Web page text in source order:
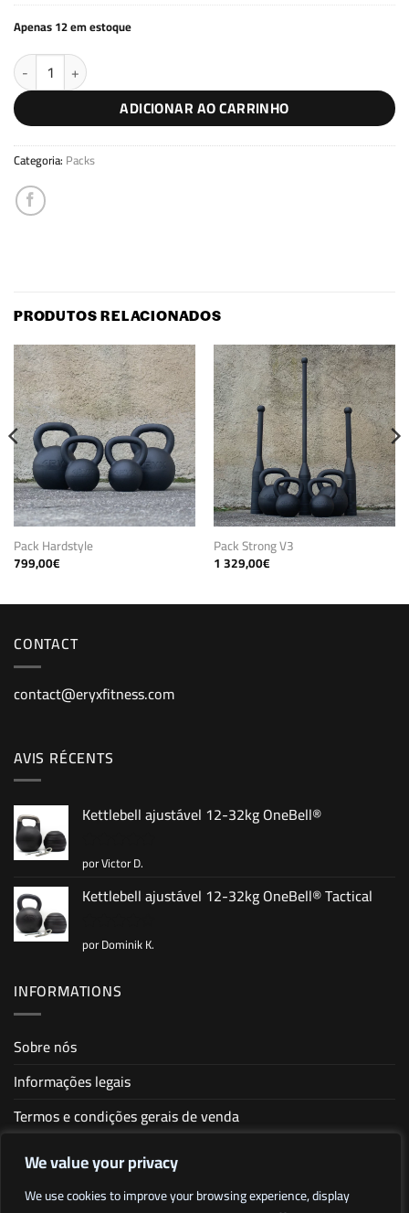
We value your privacy
We use cookies to improve your browsing experience, display
Apenas 12 em estoque
Pack Strong V2 quantidade
ADICIONAR AO CARRINHO
Categoria: Packs
PRODUTOS RELACIONADOS
Pack Hardstyle
799,00€
Pack Strong V3
1 329,00€
CONTACT
contact@eryxfitness.com
AVIS RÉCENTS
Kettlebell ajustável 12-32kg OneBell®
Avaliação
de 5
por Victor D.
Kettlebell ajustável 12-32kg OneBell® Tactical
Avaliação
4
por Dominik K.
INFORMATIONS
Sobre nós
Informações legais
Termos e condições gerais de venda
Política de privacidade
Sitemap